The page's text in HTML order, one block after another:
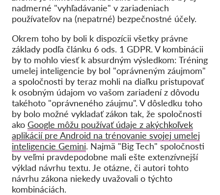
nadmerné "vyhľadávanie" v zariadeniach
používateľov na (nepatrné) bezpečnostné účely.
Okrem toho by boli k dispozícii všetky právne
základy podľa článku 6 ods. 1 GDPR. V kombinácii
by to mohlo viesť k absurdným výsledkom: Tréning
umelej inteligencie by bol "oprávneným záujmom"
a spoločnosti by teraz mohli na diaľku pristupovať
k osobným údajom vo vašom zariadení z dôvodu
takéhoto "oprávneného záujmu". V dôsledku toho
by bolo možné vykladať zákon tak, že spoločnosti
ako Google môžu používať údaje z akýchkoľvek
aplikácií pre Android na trénovanie svojej umelej
inteligencie Gemini. Najmä "Big Tech" spoločnosti
by veľmi pravdepodobne mali ešte extenzívnejší
výklad návrhu textu. Je otázne, či autori tohto
návrhu zákona niekedy uvažovali o týchto
kombináciách.